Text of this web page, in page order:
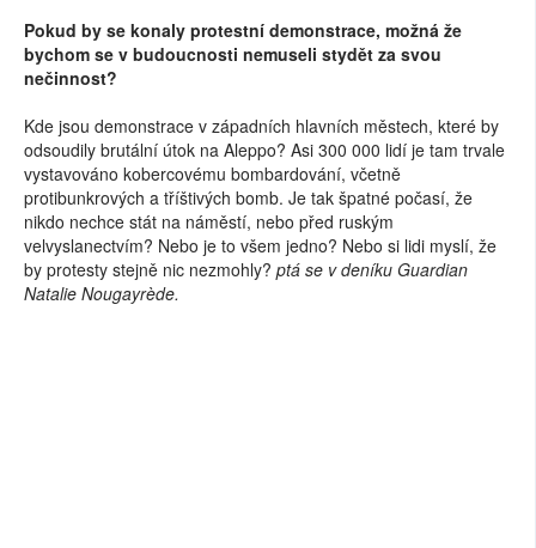
Pokud by se konaly protestní demonstrace, možná že
bychom se v budoucnosti nemuseli stydět za svou
nečinnost?
Kde jsou demonstrace v západních hlavních městech, které by
odsoudily brutální útok na Aleppo? Asi 300 000 lidí je tam trvale
vystavováno kobercovému bombardování, včetně
protibunkrových a tříštivých bomb. Je tak špatné počasí, že
nikdo nechce stát na náměstí, nebo před ruským
velvyslanectvím? Nebo je to všem jedno? Nebo si lidi myslí, že
by protesty stejně nic nezmohly? ptá se v deníku Guardian
Natalie Nougayrède.